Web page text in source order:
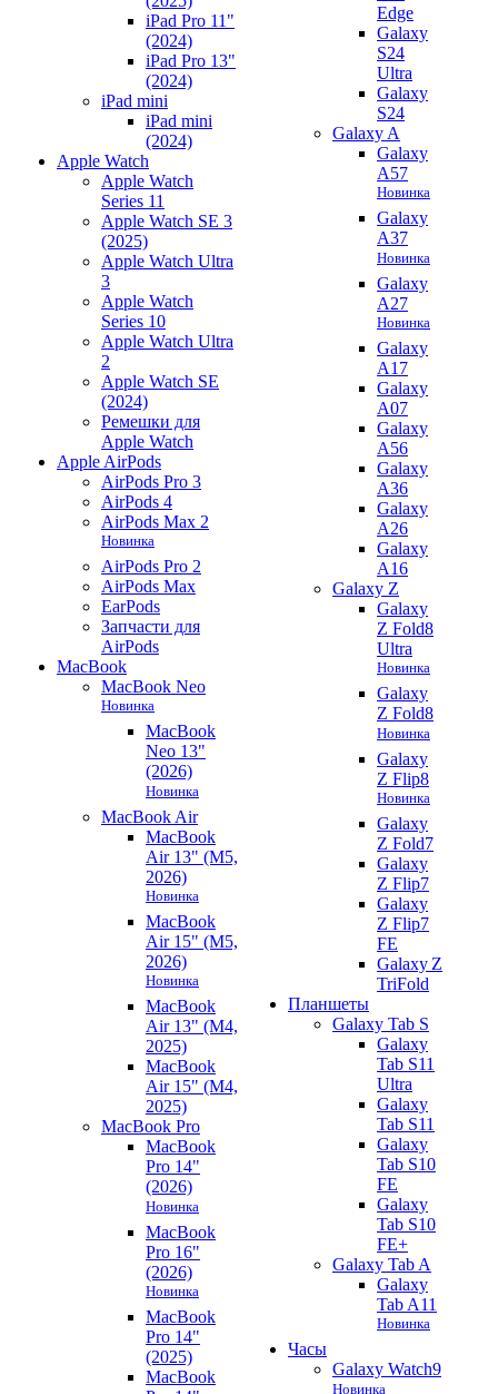
iPad Pro 11"
(2024)
iPad Pro 13"
(2024)
iPad mini
iPad mini
(2024)
Apple Watch
Apple Watch
Series 11
Apple Watch SE 3
(2025)
Apple Watch Ultra
3
Apple Watch
Series 10
Apple Watch Ultra
2
Apple Watch SE
(2024)
Ремешки для
Apple Watch
Apple AirPods
AirPods Pro 3
AirPods 4
AirPods Max 2
Новинка
AirPods Pro 2
AirPods Max
EarPods
Запчасти для
AirPods
MacBook
MacBook Neo
Новинка
MacBook
Neo 13"
(2026)
Новинка
MacBook Air
MacBook
Air 13" (M5,
2026)
Новинка
MacBook
Air 15" (M5,
2026)
Новинка
MacBook
Air 13" (M4,
2025)
MacBook
Air 15" (M4,
2025)
MacBook Pro
MacBook
Pro 14"
(2026)
Новинка
MacBook
Pro 16"
(2026)
Новинка
MacBook
Pro 14"
(2025)
MacBook
Edge
Galaxy
S24
Ultra
Galaxy
S24
Galaxy A
Galaxy
A57
Новинка
Galaxy
A37
Новинка
Galaxy
A27
Новинка
Galaxy
A17
Galaxy
A07
Galaxy
A56
Galaxy
A36
Galaxy
A26
Galaxy
A16
Galaxy Z
Galaxy
Z Fold8
Ultra
Новинка
Galaxy
Z Fold8
Новинка
Galaxy
Z Flip8
Новинка
Galaxy
Z Fold7
Galaxy
Z Flip7
Galaxy
Z Flip7
FE
Galaxy Z
TriFold
Планшеты
Galaxy Tab S
Galaxy
Tab S11
Ultra
Galaxy
Tab S11
Galaxy
Tab S10
FE
Galaxy
Tab S10
FE+
Galaxy Tab A
Galaxy
Tab A11
Новинка
Часы
Galaxy Watch9
Новинка